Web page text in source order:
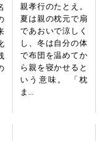
親孝行のたとえ。
夏は親の枕元で扇
であおいで涼しく
し、冬は自分の体
で布団を温めてか
ら親を寝かせると
いう意味。 「枕
ま...